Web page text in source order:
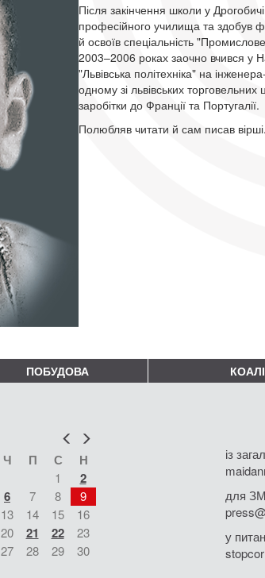
Після закінчення школи у
професійного училища та здобув
й освоїв спеціальність
2003–2006 роках заочно вчився у
"Львівська політехніка" на
одному зі львівських торговельних
заробітки до Франції та Португалії.
Полюбляв читати й сам писав вірші.
ПОБУДОВА
Попер
Ч П С Н
1 2
6 7 8
9
13 14 15
16
20 21 22
23
27 28 29
30
із
для
у